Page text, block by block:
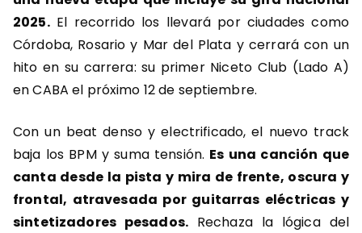
2025.El recorrido los llevará por ciudades como
Córdoba, Rosario y Mar del Plata y cerrará con un
hito en su carrera: su primer Niceto Club (Lado A)
en CABA el próximo 12 de septiembre.
Con un beat denso y electrificado, el nuevo track
baja los BPM y suma tensión. Es una canción que
canta desde la pista y mira de frente, oscura y
frontal, atravesada por guitarras eléctricas y
sintetizadores pesados.Rechaza la lógica del